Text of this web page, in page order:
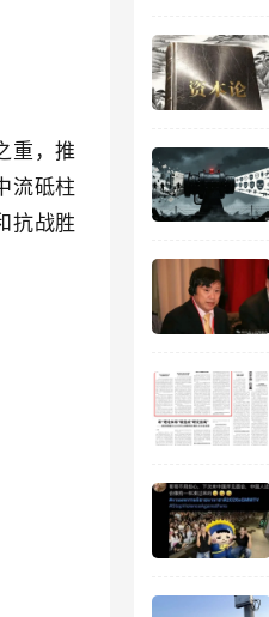
重，推
流砥柱
抗战胜